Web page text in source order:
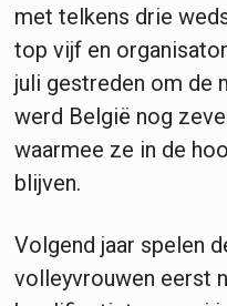
met telkens drie
top vijf en
juli gestreden om de
werd België nog
waarmee ze in de
blijven.
Volgend jaar spelen
volleyvrouwen eerst